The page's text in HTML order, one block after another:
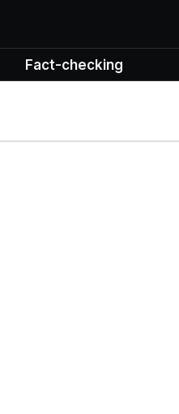
Fact-checking